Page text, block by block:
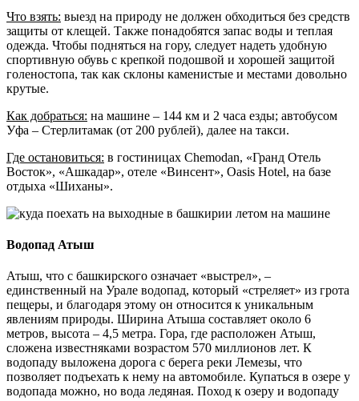
Что взять: выезд на природу не должен обходиться без средств
защиты от клещей. Также понадобятся запас воды и теплая
одежда. Чтобы подняться на гору, следует надеть удобную
спортивную обувь с крепкой подошвой и хорошей защитой
голеностопа, так как склоны каменистые и местами довольно
крутые.
Как добраться: на машине – 144 км и 2 часа езды; автобусом
Уфа – Стерлитамак (от 200 рублей), далее на такси.
Где остановиться: в гостиницах Chemodan, «Гранд Отель
Восток», «Ашкадар», отеле «Винсент», Oasis Hotel, на базе
отдыха «Шиханы».
Водопад Атыш
Атыш, что с башкирского означает «выстрел», –
единственный на Урале водопад, который «стреляет» из грота
пещеры, и благодаря этому он относится к уникальным
явлениям природы. Ширина Атыша составляет около 6
метров, высота – 4,5 метра. Гора, где расположен Атыш,
сложена известняками возрастом 570 миллионов лет. К
водопаду выложена дорога с берега реки Лемезы, что
позволяет подъехать к нему на автомобиле. Купаться в озере у
водопада можно, но вода ледяная. Поход к озеру и водопаду